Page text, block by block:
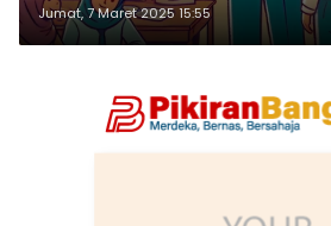
Jumat, 7 Maret 2025 15:55